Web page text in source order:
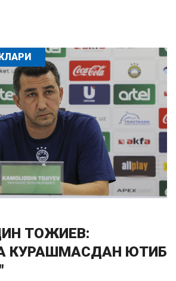
ТОЖИЕВ:
КУРАШМАСДАН ЮТИБ